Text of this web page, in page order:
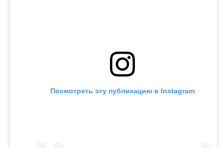
Посмотреть эту публикацию в Instagram